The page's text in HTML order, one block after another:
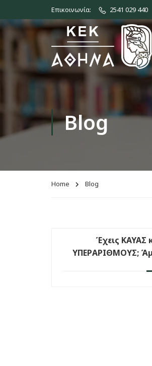
Επικοινωνία: 2541 029 440
Blog
Home Blog
Έχεις ΚΑΥΑΣ
ΥΠΕΡΑΡΙΘΜΟΥΣ;